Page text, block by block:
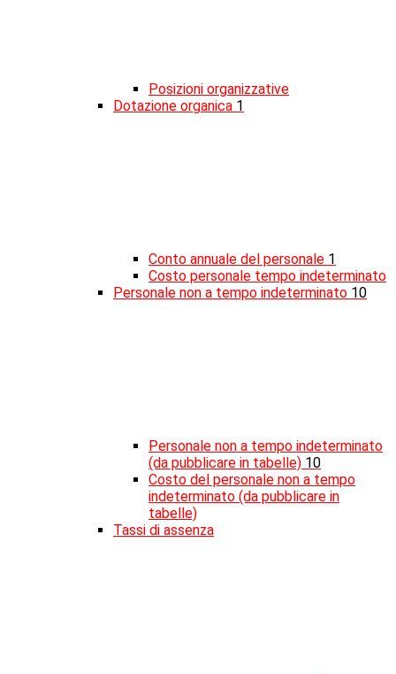
Posizioni organizzative
Dotazione organica 1
Conto annuale del personale 1
Costo personale tempo indeterminato
Personale non a tempo indeterminato 10
Personale non a tempo indeterminato
(da pubblicare in tabelle) 10
Costo del personale non a tempo
indeterminato (da pubblicare in
tabelle)
Tassi di assenza